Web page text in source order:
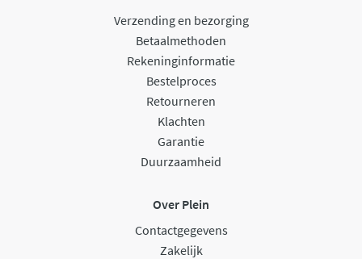
Verzending en bezorging
Betaalmethoden
Rekeninginformatie
Bestelproces
Retourneren
Klachten
Garantie
Duurzaamheid
Over Plein
Contactgegevens
Zakelijk